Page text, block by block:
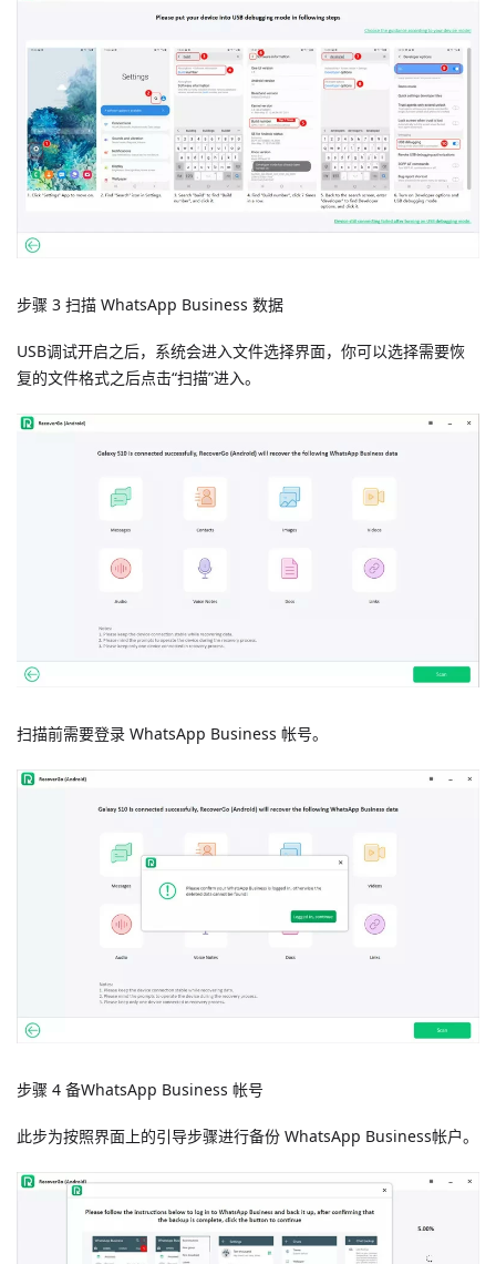
步骤 3 扫描 WhatsApp Business 数据
USB调试开启之后，系统会进入文件选择界面，你可以选择需要恢
复的文件格式之后点击“扫描”进入。
扫描前需要登录 WhatsApp Business 帐号。
步骤 4 备WhatsApp Business 帐号
此步为按照界面上的引导步骤进行备份 WhatsApp Business帐户。